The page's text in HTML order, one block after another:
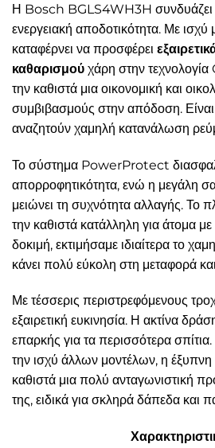
Η Bosch BGLS4WH3H συνδυάζει
ενεργειακή αποδοτικότητα. Με
καταφέρνει να προσφέρει
καθαρισμού χάρη στην
την καθιστά μια οικονομική και
συμβιβασμούς στην απόδοση. Είναι
αναζητούν χαμηλή κατανάλωση
Το σύστημα PowerProtect
απορροφητικότητα, ενώ η μεγάλη
μειώνει τη συχνότητα αλλαγής. Το
την καθιστά κατάλληλη για άτομα με
δοκιμή, εκτιμήσαμε ιδιαίτερα το
κάνει πολύ εύκολη στη μεταφορά
Με τέσσερις περιστρεφόμενους
εξαιρετική ευκινησία. Η ακτίνα
επαρκής για τα περισσότερα
την ισχύ άλλων μοντέλων, η έξυπνη
καθιστά μια πολύ ανταγωνιστική
της, ειδικά για σκληρά δάπεδα και